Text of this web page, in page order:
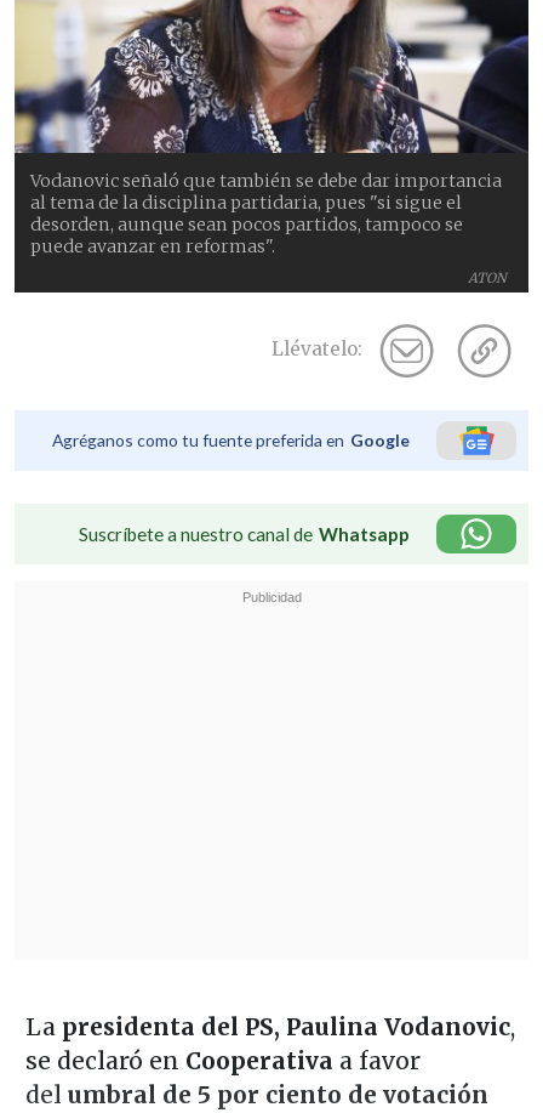
ATON
Vodanovic señaló que también se debe dar importancia
al tema de la disciplina partidaria, pues "si sigue el
desorden, aunque sean pocos partidos, tampoco se
puede avanzar en reformas".
Llévatelo:
Agréganos como tu fuente preferida en Google
Suscríbete a nuestro canal de Whatsapp
La presidenta del PS, Paulina Vodanovic,
se declaró en Cooperativa a favor
del umbral de 5 por ciento de votación